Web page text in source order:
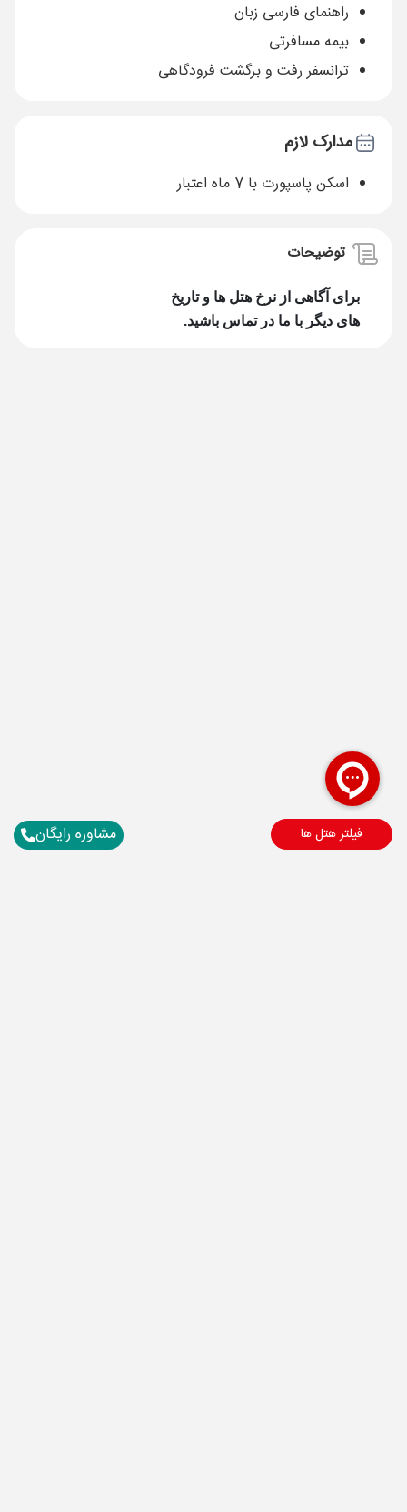
فیلتر هتل ها
راهنمای فارسی زبان
بیمه مسافرتی
ترانسفر رفت و برگشت فرودگاهی
مدارک لازم
اسکن پاسپورت با 7 ماه اعتبار
توضیحات
برای آگاهی از نرخ هتل ها و تاریخ
های دیگر با ما در تماس باشید.
مشاوره رایگان